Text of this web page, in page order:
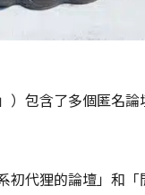
）包含了多個匿名
初代狸的論壇」和